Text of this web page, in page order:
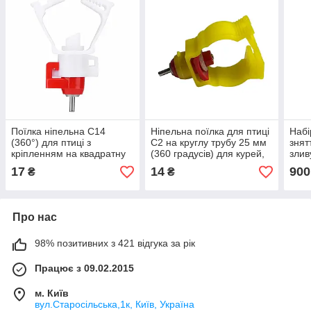
Поїлка ніпельна C14
(360°) для птиці з
кріпленням на квадратну
трубу
17 ₴
Ніпельна поїлка для птиці
C2 на круглу трубу 25 мм
(360 градусів) для курей,
курчат, перепілів, індичок,
14₴ 900
Про нас
98% позитивних з 421 відгука за рік
Працює з 09.02.2015
м. Київ
вул.Старосільська,1к, Київ, Україна